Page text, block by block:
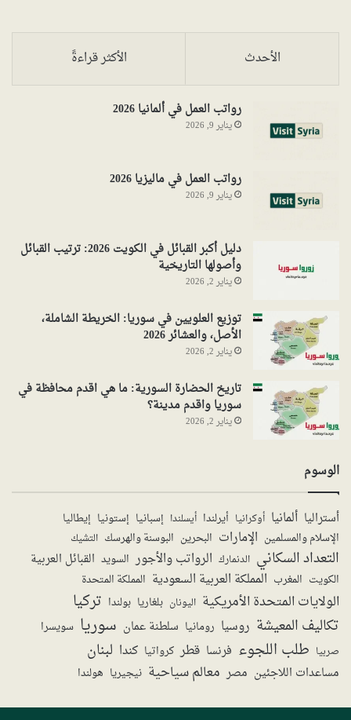
الأحدث الأكثر قراءةً
رواتب العمل في ألمانيا 2026
يناير 9, 2026
رواتب العمل في ماليزيا 2026
يناير 9, 2026
دليل أكبر القبائل في الكويت 2026: ترتيب القبائل
وأصولها التاريخية
يناير 2, 2026
توزيع العلويين في سوريا: الخريطة الشاملة،
الأصل، والعشائر 2026
يناير 2, 2026
تاريخ الحضارة السورية: ما هي اقدم محافظة في
سوريا واقدم مدينة؟
يناير 2, 2026
الوسوم
أستراليا ألمانيا أوكرانيا أيرلندا أيسلندا إسبانيا إستونيا إيطاليا
الإسلام والمسلمين الإمارات البحرين البوسنة والهرسك التشيك
التعداد السكاني الدنمارك الرواتب والأجور السويد القبائل العربية
الكويت المغرب المملكة العربية السعودية المملكة المتحدة
الولايات المتحدة الأمريكية اليونان بلغاريا بولندا تركيا
تكاليف المعيشة روسيا رومانيا سلطنة عمان سوريا سويسرا
صربيا طلب اللجوء فرنسا قطر كرواتيا كندا لبنان
مساعدات اللاجئين مصر معالم سياحية نيجيريا هولندا